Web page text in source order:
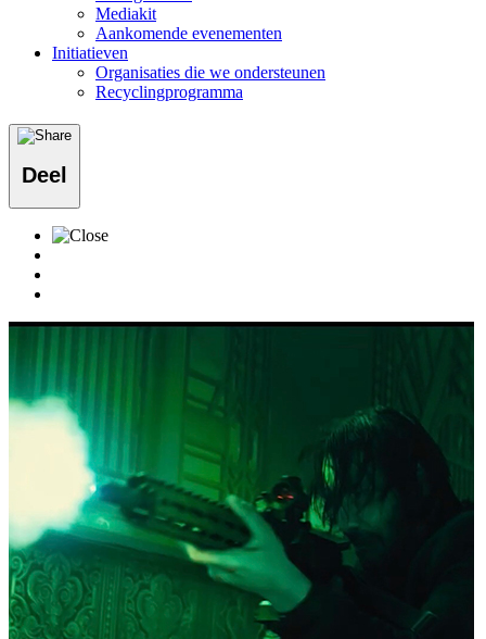
Mediakit
Aankomende evenementen
Initiatieven
Organisaties die we ondersteunen
Recyclingprogramma
Deel